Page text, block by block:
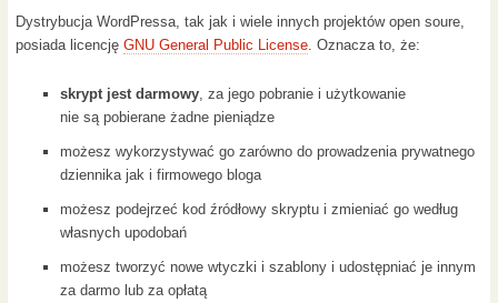
Dystrybucja WordPressa, tak jak i wiele innych projektów open soure,
posiada licencję GNU General Public License . Oznacza to, że:
skrypt jest darmowy , za jego pobranie i użytkowanie
nie są pobierane żadne pieniądze
możesz wykorzystywać go zarówno do prowadzenia prywatnego
dziennika jak i firmowego bloga
możesz podejrzeć kod źródłowy skryptu i zmieniać go według
własnych upodobań
możesz tworzyć nowe wtyczki i szablony i udostępniać je innym
za darmo lub za opłatą